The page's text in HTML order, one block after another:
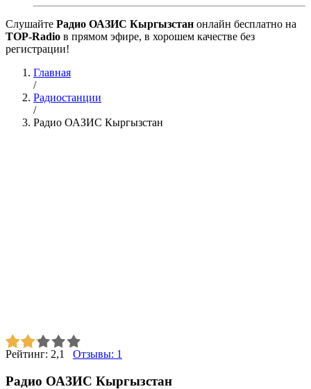
Cлушайте Радио ОАЗИС Кыргызстан онлайн бесплатно на
TOP-Radio в прямом эфире, в хорошем качестве без
регистрации!
Главная
/
Радиостанции
/
Радио ОАЗИС Кыргызстан
Рейтинг: 2,1 Отзывы: 1
Радио ОАЗИС Кыргызстан